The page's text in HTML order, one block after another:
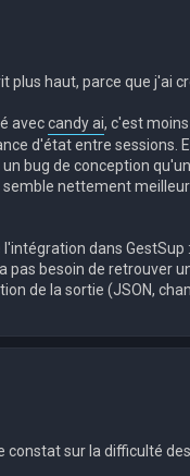
plus haut, parce que j'ai
aveccandy ai, c'est
d'état entre sessions.
bug de conception
nettement
dans
pas besoin de retrouver
de la sortie (JSON,
sur la difficulté